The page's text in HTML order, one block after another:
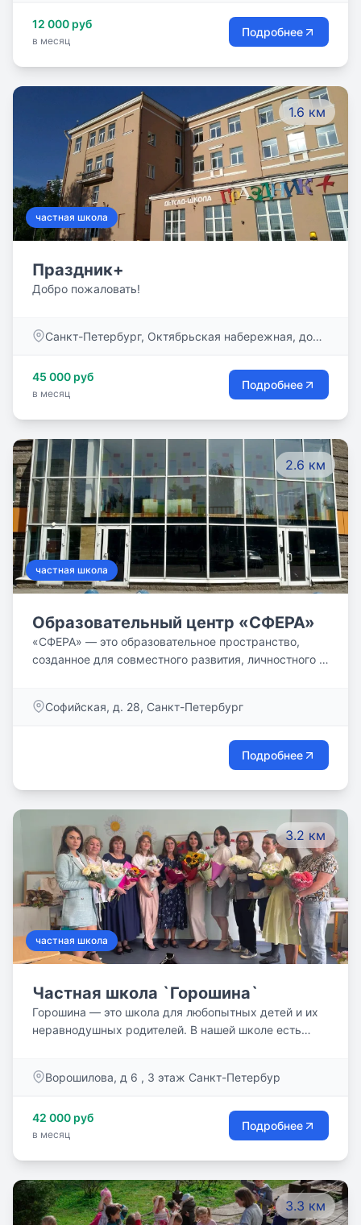
общительным и успешным человеком. Выбирая
частную школу для Вашего ребенка - загляните к
12 000 руб
в месяц
Подробнее
1.6 км
частная школа
Праздник+
Добро пожаловать!
Санкт-Петербург, Октябрьская набережная, дом
45 000 руб
в месяц
Подробнее
2.6 км
частная школа
Образовательный центр «СФЕРА»
«СФЕРА» — это образовательное пространство,
созданное для совместного развития, личностного и
педагогов различных направлений и способствует
программ, традиционных и альтернативных
методов в области образования. В «СФЕРЕ»
Софийская, д. 28, Санкт-Петербург
Подробнее
3.2 км
частная школа
Частная школа `Горошина`
Горошина — это школа для любопытных детей и их
неравнодушных родителей. В нашей школе есть
душевным беседам на тьюторском часе.
Ворошилова, д 6 , 3 этаж Санкт-Петербур
42 000 руб
в месяц
Подробнее
3.3 км